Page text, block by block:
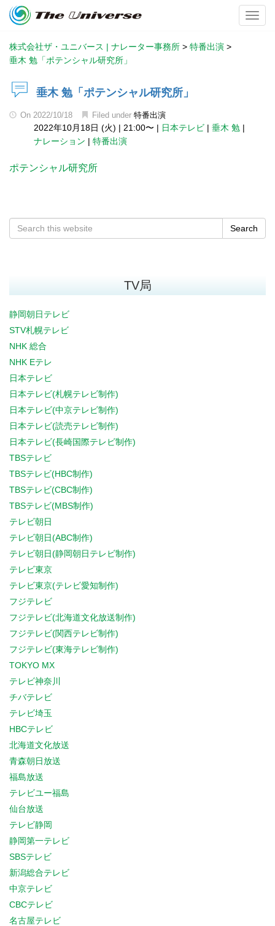
株式会社ザ・ユニバース | ナレーター事務所 > 特番出演 >
垂木 勉「ポテンシャル研究所」
垂木 勉「ポテンシャル研究所」
On 2022/10/18 Filed under 特番出演
2022年10月18日 (火) | 21:00〜 | 日本テレビ | 垂木 勉 |
ナレーション | 特番出演
ポテンシャル研究所
Search
TV局
静岡朝日テレビ
STV札幌テレビ
NHK 総合
NHK Eテレ
日本テレビ
日本テレビ(札幌テレビ制作)
日本テレビ(中京テレビ制作)
日本テレビ(読売テレビ制作)
日本テレビ(長崎国際テレビ制作)
TBSテレビ
TBSテレビ(HBC制作)
TBSテレビ(CBC制作)
TBSテレビ(MBS制作)
テレビ朝日
テレビ朝日(ABC制作)
テレビ朝日(静岡朝日テレビ制作)
テレビ東京
テレビ東京(テレビ愛知制作)
フジテレビ
フジテレビ(北海道文化放送制作)
フジテレビ(関西テレビ制作)
フジテレビ(東海テレビ制作)
TOKYO MX
テレビ神奈川
チバテレビ
テレビ埼玉
HBCテレビ
北海道文化放送
青森朝日放送
福島放送
テレビユー福島
仙台放送
テレビ静岡
静岡第一テレビ
SBSテレビ
新潟総合テレビ
中京テレビ
CBCテレビ
名古屋テレビ